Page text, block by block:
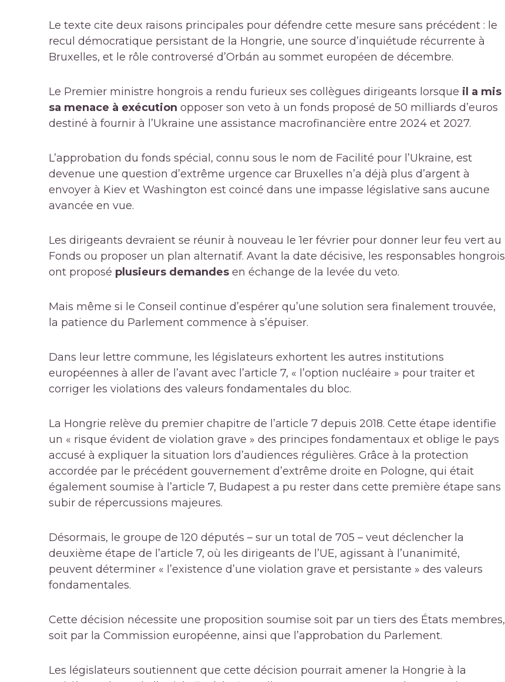
Le texte cite deux raisons principales pour défendre cette mesure sans précédent : le
recul démocratique persistant de la Hongrie, une source d’inquiétude récurrente à
Bruxelles, et le rôle controversé d’Orbán au sommet européen de décembre.
Le Premier ministre hongrois a rendu furieux ses collègues dirigeants lorsque il a mis
sa menace à exécution opposer son veto à un fonds proposé de 50 milliards d’euros
destiné à fournir à l’Ukraine une assistance macrofinancière entre 2024 et 2027.
L’approbation du fonds spécial, connu sous le nom de Facilité pour l’Ukraine, est
devenue une question d’extrême urgence car Bruxelles n’a déjà plus d’argent à
envoyer à Kiev et Washington est coincé dans une impasse législative sans aucune
avancée en vue.
Les dirigeants devraient se réunir à nouveau le 1er février pour donner leur feu vert au
Fonds ou proposer un plan alternatif. Avant la date décisive, les responsables hongrois
ont proposé plusieurs demandes en échange de la levée du veto.
Mais même si le Conseil continue d’espérer qu’une solution sera finalement trouvée,
la patience du Parlement commence à s’épuiser.
Dans leur lettre commune, les législateurs exhortent les autres institutions
européennes à aller de l’avant avec l’article 7, « l’option nucléaire » pour traiter et
corriger les violations des valeurs fondamentales du bloc.
La Hongrie relève du premier chapitre de l’article 7 depuis 2018. Cette étape identifie
un « risque évident de violation grave » des principes fondamentaux et oblige le pays
accusé à expliquer la situation lors d’audiences régulières. Grâce à la protection
accordée par le précédent gouvernement d’extrême droite en Pologne, qui était
également soumise à l’article 7, Budapest a pu rester dans cette première étape sans
subir de répercussions majeures.
Désormais, le groupe de 120 députés – sur un total de 705 – veut déclencher la
deuxième étape de l’article 7, où les dirigeants de l’UE, agissant à l’unanimité,
peuvent déterminer « l’existence d’une violation grave et persistante » des valeurs
fondamentales.
Cette décision nécessite une proposition soumise soit par un tiers des États membres,
soit par la Commission européenne, ainsi que l’approbation du Parlement.
Les législateurs soutiennent que cette décision pourrait amener la Hongrie à la